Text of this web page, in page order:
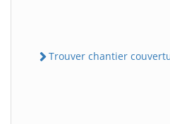
Trouver chantier